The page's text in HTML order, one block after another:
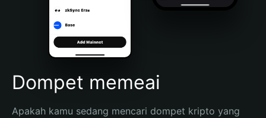
Português (Brasil)
Español (Argentina)
Dompet memeai
Apakah kamu sedang mencari dompet kripto yang